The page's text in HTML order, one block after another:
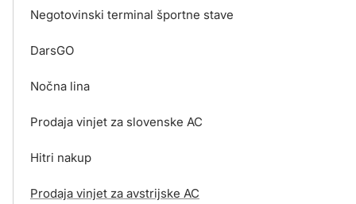
Negotovinski terminal športne stave
DarsGO
Nočna lina
Prodaja vinjet za slovenske AC
Hitri nakup
Prodaja vinjet za avstrijske AC